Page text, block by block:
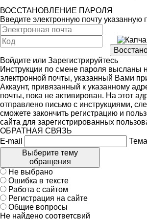
ВОССТАНОВЛЕНИЕ ПАРОЛЯ
Введите электронную почту указанную
Войдите или Зарегистрируйтесь
Инструкции по смене пароля высланы
электронной почты, указанный Вами
Аккаунт, привязанный к указанному
почты, пока не активирован. На этот
отправлено письмо с инструкциями,
сможете закончить регистрацию и
сайта для зарегистрированных
ОБРАТНАЯ СВЯЗЬ
E-mail
Выберите тему
обращения
Не выбрано
Ошибка в тексте
Работа с сайтом
Регистрация на сайте
Общие вопросы
Не найдено соответсвий